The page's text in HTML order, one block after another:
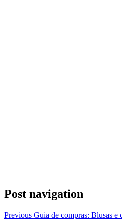
Post navigation
Previous Guia de compras: Blusas e